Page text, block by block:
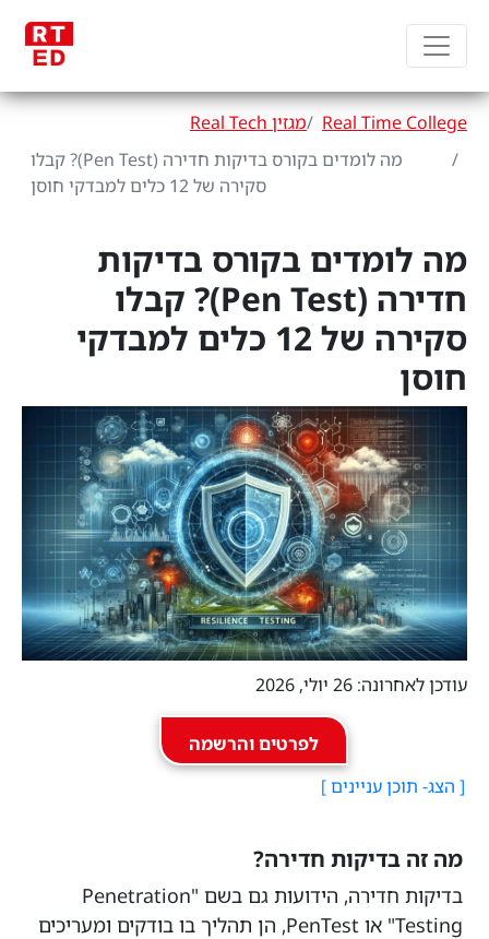
Real Time College
מגזין Real Tech
מה לומדים בקורס בדיקות חדירה (Pen Test)? קבלו
סקירה של 12 כלים למבדקי חוסן
מה לומדים בקורס בדיקות
חדירה (Pen Test)? קבלו
סקירה של 12 כלים למבדקי
חוסן
עודכן לאחרונה: 26 יולי, 2026
לפרטים והרשמה
מה זה בדיקות חדירה?
בדיקות חדירה, הידועות גם בשם "Penetration
Testing" או PenTest, הן תהליך בו בודקים ומעריכים